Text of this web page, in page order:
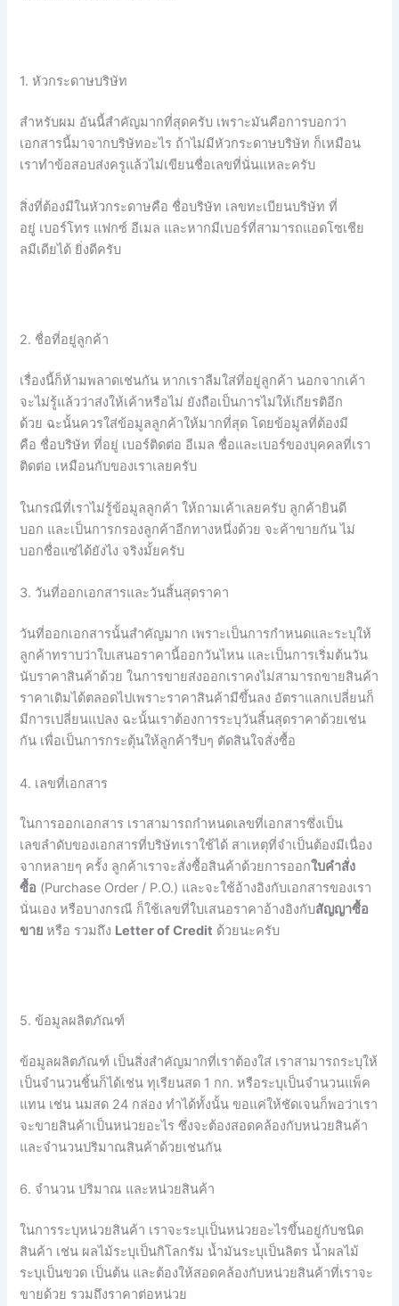
1. หัวกระดาษบริษัท
สำหรับผม อันนี้สำคัญมากที่สุดครับ เพราะมันคือการบอกว่า
เอกสารนี้มาจากบริษัทอะไร ถ้าไม่มีหัวกระดาษบริษัท ก็เหมือน
เราทำข้อสอบส่งครูแล้วไม่เขียนชื่อเลขที่นั่นแหละครับ
สิ่งที่ต้องมีในหัวกระดาษคือ ชื่อบริษัท เลขทะเบียนบริษัท ที่
อยู่ เบอร์โทร แฟกซ์ อีเมล และหากมีเบอร์ที่สามารถแอดโซเชีย
ลมีเดียได้ ยิ่งดีครับ
2. ชื่อที่อยู่ลูกค้า
เรื่องนี้ก็ห้ามพลาดเช่นกัน หากเราลืมใส่ที่อยู่ลูกค้า นอกจากเค้า
จะไม่รู้แล้วว่าส่งให้เค้าหรือไม่ ยังถือเป็นการไม่ให้เกียรติอีก
ด้วย ฉะนั้นควรใส่ข้อมูลลูกค้าให้มากที่สุด โดยข้อมูลที่ต้องมี
คือ ชื่อบริษัท ที่อยู่ เบอร์ติดต่อ อีเมล ชื่อและเบอร์ของบุคคลที่เรา
ติดต่อ เหมือนกับของเราเลยครับ
ในกรณีที่เราไม่รู้ข้อมูลลูกค้า ให้ถามเค้าเลยครับ ลูกค้ายินดี
บอก และเป็นการกรองลูกค้าอีกทางหนึ่งด้วย จะค้าขายกัน ไม่
บอกชื่อแซ่ได้ยังไง จริงมั้ยครับ
3. วันที่ออกเอกสารและวันสิ้นสุดราคา
วันที่ออกเอกสารนั้นสำคัญมาก เพราะเป็นการกำหนดและระบุให้
ลูกค้าทราบว่าใบเสนอราคานี้ออกวันไหน และเป็นการเริ่มต้นวัน
นับราคาสินค้าด้วย ในการขายส่งออกเราคงไม่สามารถขายสินค้า
ราคาเดิมได้ตลอดไปเพราะราคาสินค้ามีขึ้นลง อัตราแลกเปลี่ยนก็
มีการเปลี่ยนแปลง ฉะนั้นเราต้องการระบุวันสิ้นสุดราคาด้วยเช่น
กัน เพื่อเป็นการกระตุ้นให้ลูกค้ารีบๆ ตัดสินใจสั่งซื้อ
4. เลขที่เอกสาร
ในการออกเอกสาร เราสามารถกำหนดเลขที่เอกสารซึ่งเป็น
เลขลำดับของเอกสารที่บริษัทเราใช้ได้ สาเหตุที่จำเป็นต้องมีเนื่อง
จากหลายๆ ครั้ง ลูกค้าเราจะสั่งซื้อสินค้าด้วยการออกใบคำสั่ง
ซื้อ (Purchase Order / P.O.) และจะใช้อ้างอิงกับเอกสารของเรา
นั่นเอง หรือบางกรณี ก็ใช้เลขที่ใบเสนอราคาอ้างอิงกับสัญญาซื้อ
ขาย หรือ รวมถึง Letter of Credit ด้วยนะครับ
5. ข้อมูลผลิตภัณฑ์
ข้อมูลผลิตภัณฑ์ เป็นสิ่งสำคัญมากที่เราต้องใส่ เราสามารถระบุให้
เป็นจำนวนชิ้นก็ได้เช่น ทุเรียนสด 1 กก.หรือระบุเป็นจำนวนแพ็ค
แทน เช่น นมสด 24 กล่อง ทำได้ทั้งนั้น ขอแค่ให้ชัดเจนก็พอว่าเรา
จะขายสินค้าเป็นหน่วยอะไร ซึ่งจะต้องสอดคล้องกับหน่วยสินค้า
และจำนวนปริมาณสินค้าด้วยเช่นกัน
6. จำนวน ปริมาณ และหน่วยสินค้า
ในการระบุหน่วยสินค้า เราจะระบุเป็นหน่วยอะไรขึ้นอยู่กับชนิด
สินค้า เช่น ผลไม้ระบุเป็นกิโลกรัม น้ำมันระบุเป็นลิตร น้ำผลไม้
ระบุเป็นขวด เป็นต้น และต้องให้สอดคล้องกับหน่วยสินค้าที่เราจะ
ขายด้วย รวมถึงราคาต่อหน่วย